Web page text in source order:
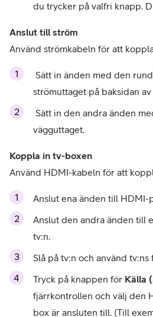
du trycker på valfri knapp.
Använd strömkabeln för att
strömuttaget på baksidan
vägguttaget.
Använd HDMI-kabeln för att
Anslut ena änden till HDMI-
Anslut den andra änden till
tv:n.
Slå på tv:n och använd
Tryck på knappen för Källa
fjärrkontrollen och välj den
box är ansluten till. (Till